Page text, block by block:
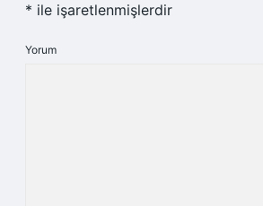
* ile işaretlenmişlerdir
Yorum